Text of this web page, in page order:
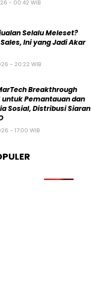
- 00:42 WIB
Selalu Meleset?
Ini yang Jadi Akar
- 20:22 WIB
Breakthrough
untuk Pemantauan dan
Sosial, Distribusi Siaran
- 17:00 WIB